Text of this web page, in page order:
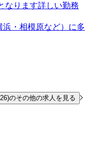
なります詳しい勤務
・相模原など）に多
のその他の求人を見る